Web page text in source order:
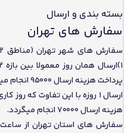
بسته بندی و ارسال
سفارش های تهران
پرداخت هزینه ارسال 95000 انجام میگردد.
ارسال 1 روزه با این تفاوت که
هزینه ارسال 70000 انجام میگردد.